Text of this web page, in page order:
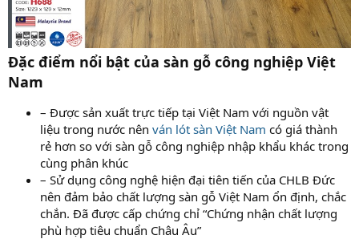
Đặc điểm nổi bật của sàn gỗ công nghiệp Việt
Nam
– Được sản xuất trực tiếp tại Việt Nam với nguồn vật
liệu trong nước nên ván lót sàn Việt Nam có giá thành
rẻ hơn so với sàn gỗ công nghiệp nhập khẩu khác trong
cùng phân khúc
– Sử dụng công nghệ hiện đại tiên tiến của CHLB Đức
nên đảm bảo chất lượng sàn gỗ Việt Nam ổn định, chắc
chắn. Đã được cấp chứng chỉ “Chứng nhận chất lượng
phù hợp tiêu chuẩn Châu Âu”